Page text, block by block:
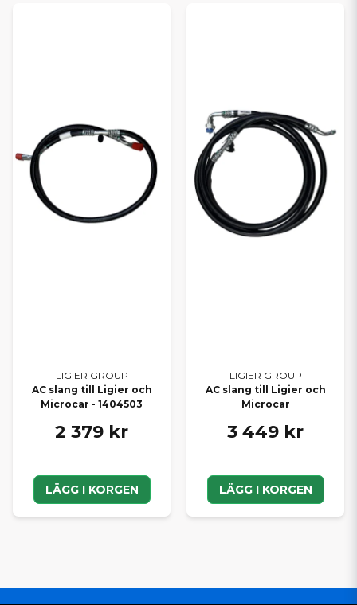
LIGIER GROUP
AC slang till Ligier och
Microcar - 1404503
2 379 kr
LÄGG I KORGEN
LIGIER GROUP
AC slang till Ligier och
Microcar
3 449 kr
LÄGG I KORGEN